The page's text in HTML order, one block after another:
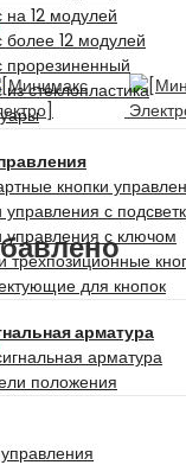
на 12 модулей
более 12 модулей
прорезиненный
из стеклопластика
кнопки
управления с
управления с ключом
трехпозиционные
для кнопок
арматура
арматура
положения